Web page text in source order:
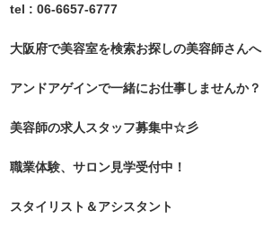
tel : 06-6657-6777
大阪府で美容室を検索お探しの美容師さんへ
アンドアゲインで一緒にお仕事しませんか？
美容師の求人スタッフ募集中☆彡
職業体験、サロン見学受付中！
スタイリスト＆アシスタント